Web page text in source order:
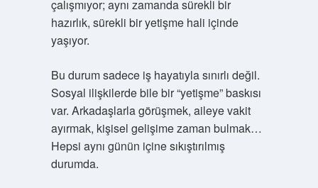
çalışmıyor; aynı zamanda sürekli bir
hazırlık, sürekli bir yetişme hali içinde
yaşıyor.
Bu durum sadece iş hayatıyla sınırlı değil.
Sosyal ilişkilerde bile bir “yetişme” baskısı
var. Arkadaşlarla görüşmek, aileye vakit
ayırmak, kişisel gelişime zaman bulmak…
Hepsi aynı günün içine sıkıştırılmış
durumda.